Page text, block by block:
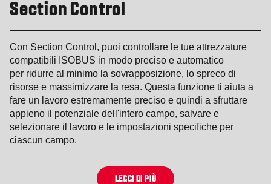
Section Control
Con Section Control, puoi controllare le tue attrezzature
compatibili ISOBUS in modo preciso e automatico
per ridurre al minimo la sovrapposizione, lo spreco di
risorse e massimizzare la resa. Questa funzione ti aiuta a
fare un lavoro estremamente preciso e quindi a sfruttare
appieno il potenziale dell'intero campo, salvare e
selezionare il lavoro e le impostazioni specifiche per
ciascun campo.
LEGGI DI PIÙ